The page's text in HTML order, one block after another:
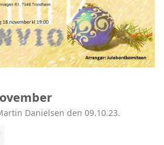
Danielsen den 09.10.23.